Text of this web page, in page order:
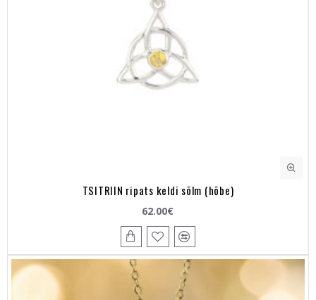
TSITRIIN ripats keldi sõlm (hõbe)
62.00€